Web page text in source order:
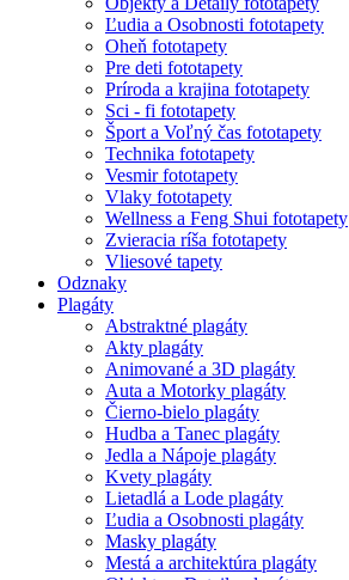
Ľudia a Osobnosti fototapety
Oheň fototapety
Pre deti fototapety
Príroda a krajina fototapety
Sci - fi fototapety
Šport a Voľný čas fototapety
Technika fototapety
Vesmir fototapety
Vlaky fototapety
Wellness a Feng Shui fototapety
Zvieracia ríša fototapety
Vliesové tapety
Odznaky
Plagáty
Abstraktné plagáty
Akty plagáty
Animované a 3D plagáty
Auta a Motorky plagáty
Čierno-bielo plagáty
Hudba a Tanec plagáty
Jedla a Nápoje plagáty
Kvety plagáty
Lietadlá a Lode plagáty
Ľudia a Osobnosti plagáty
Masky plagáty
Mestá a architektúra plagáty